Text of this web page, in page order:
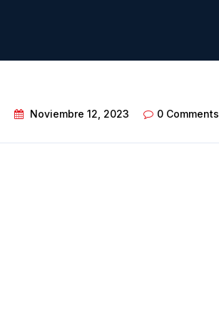
Noviembre 12, 2023 0 Comments